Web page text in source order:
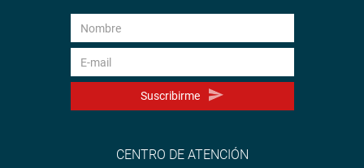
Suscribirme
CENTRO DE ATENCIÓN